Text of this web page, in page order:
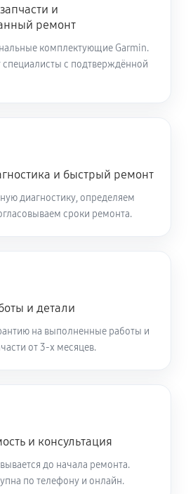
и
ремонт
комплектующие Garmin.
с подтверждённой
и быстрый ремонт
диагностику, определяем
сроки ремонта.
и детали
на выполненные работы и
от 3-х месяцев.
и консультация
до начала ремонта.
по телефону и онлайн.